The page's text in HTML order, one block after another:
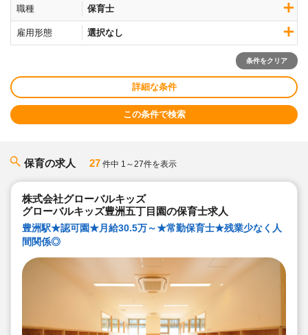
職種 保育士
雇用形態 選択なし
条件をクリア
詳細な条件
この条件で検索
保育の求人 27 件中 1～27件を表示
株式会社グローバルキッズ
グローバルキッズ豊洲五丁目園の保育士求人
豊洲駅★認可園★月給30.5万～★常勤保育士★残業少なく人
間関係◎